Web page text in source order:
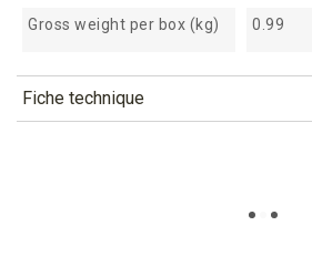
Gross weight per box (kg) 0.99
Fiche technique